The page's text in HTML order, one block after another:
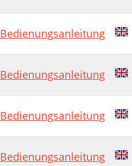
Bedienungsanleitung
Bedienungsanleitung
Bedienungsanleitung
Bedienungsanleitung